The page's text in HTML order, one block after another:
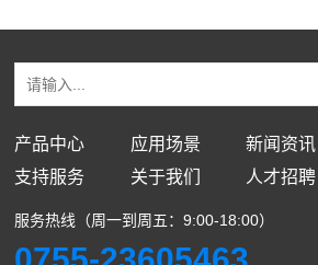
产品中心 应用场景 新闻资讯
支持服务
关于我们 人才招聘
服务热线（周一到周五：9:00-18:00）